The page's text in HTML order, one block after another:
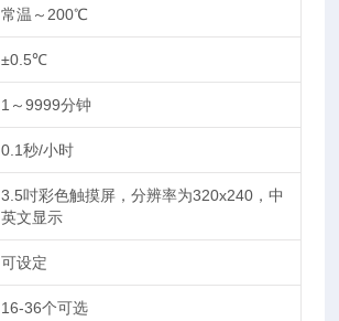
常温～200℃
±0.5℃
1～9999分钟
0.1秒/小时
3.5吋彩色触摸屏，分辨率为320x240，中
英文显示
可设定
16-36个可选